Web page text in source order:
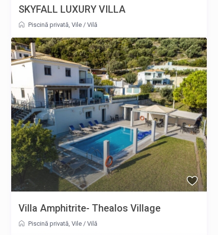
SKYFALL LUXURY VILLA
Piscină privată ,Vile /Vilă
Villa Amphitrite- Thealos Village
Piscină privată,Vile /Vilă